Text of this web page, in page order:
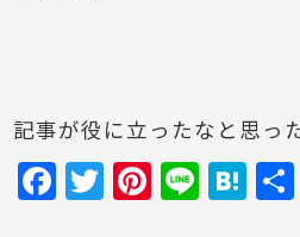
記事が役に立ったなと思っ
F
T
Pi Li H